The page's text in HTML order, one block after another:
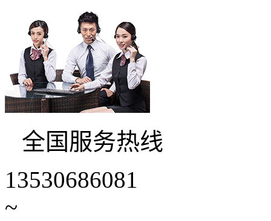
全国服务热线
13530686081
~